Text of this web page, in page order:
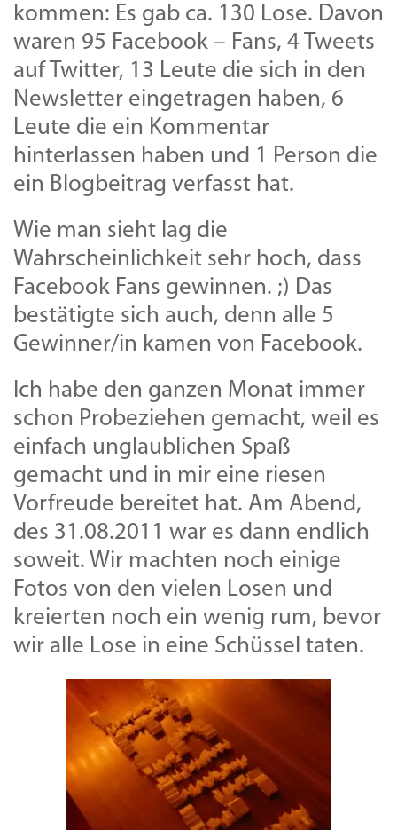
kommen: Es gab ca. 130 Lose. Davon
waren 95 Facebook – Fans, 4 Tweets
auf Twitter, 13 Leute die sich in den
Newsletter eingetragen haben, 6
Leute die ein Kommentar
hinterlassen haben und 1 Person die
ein Blogbeitrag verfasst hat.
Wie man sieht lag die
Wahrscheinlichkeit sehr hoch, dass
Facebook Fans gewinnen. ;) Das
bestätigte sich auch, denn alle 5
Gewinner/in kamen von Facebook.
Ich habe den ganzen Monat immer
schon Probeziehen gemacht, weil es
einfach unglaublichen Spaß
gemacht und in mir eine riesen
Vorfreude bereitet hat. Am Abend,
des 31.08.2011 war es dann endlich
soweit. Wir machten noch einige
Fotos von den vielen Losen und
kreierten noch ein wenig rum, bevor
wir alle Lose in eine Schüssel taten.